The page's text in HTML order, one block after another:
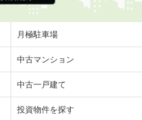
月極駐車場
中古マンション
中古一戸建て
投資物件を探す